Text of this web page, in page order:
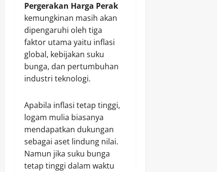
Pergerakan Harga Perak
kemungkinan masih akan
dipengaruhi oleh tiga
faktor utama yaitu inflasi
global, kebijakan suku
bunga, dan pertumbuhan
industri teknologi.
Apabila inflasi tetap tinggi,
logam mulia biasanya
mendapatkan dukungan
sebagai aset lindung nilai.
Namun jika suku bunga
tetap tinggi dalam waktu